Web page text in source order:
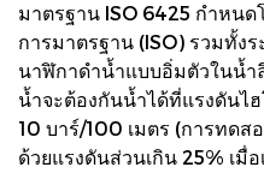
มาตรฐาน ISO 6425 กำหนด
การมาตรฐาน (ISO) รวมทั้
นาฬิกาดำน้ำแบบอิ่มตัวในน้
น้ำจะต้องกันน้ำได้ที่แรงดันไ
10 บาร์/100 เมตร (การทดส
ด้วยแรงดันส่วนเกิน 25% เ